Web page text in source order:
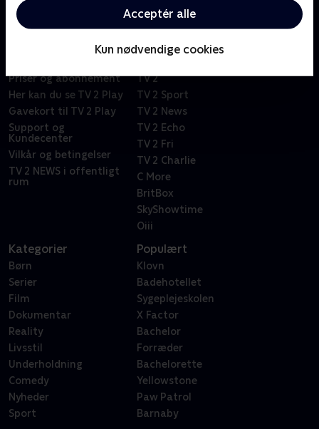
Acceptér alle
Kun nødvendige cookies
Priser og abonnement
Her kan du se TV 2 Play
Gavekort til TV 2 Play
Support og
Kundecenter
Vilkår og betingelser
TV 2 NEWS i offentligt
rum
TV 2
TV 2 Sport
TV 2 News
TV 2 Echo
TV 2 Fri
TV 2 Charlie
C More
BritBox
SkyShowtime
Oiii
Kategorier
Børn
Serier
Film
Dokumentar
Reality
Livsstil
Underholdning
Comedy
Nyheder
Sport
Populært
Klovn
Badehotellet
Sygeplejeskolen
X Factor
Bachelor
Forræder
Bachelorette
Yellowstone
Paw Patrol
Barnaby